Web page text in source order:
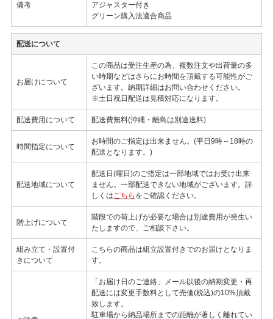
備考
アジャスター付き
グリーン購入法適合商品
配送について
お届けについて
この商品は受注生産の為、複数注文や出荷量の多
い時期などはさらにお時間を頂戴する可能性がご
ざいます。納期詳細はお問い合わせください。
※土日祝日配送は見積対応になります。
配送費用について 配送費無料(沖縄・離島は別途送料)
時間指定について
お時間のご指定は出来ません。(平日9時～18時の
配送となります。)
配送地域について
配送日(曜日)のご指定は一部地域ではお受け出来
ません。一部配送できない地域がございます。詳
しくはこちら をご確認ください。
階上げについて
階段での荷上げが必要な場合は別途費用が発生い
たしますので、ご相談下さい。
組み立て・設置付
きについて
こちらの商品は組立設置付きでのお届けとなりま
す。
「お届け日のご連絡」メール以後の納期変更・再
配送には変更手数料として売価(税込)の10%頂戴
致します。
駐車場から納品場所までの距離が著しく離れてい